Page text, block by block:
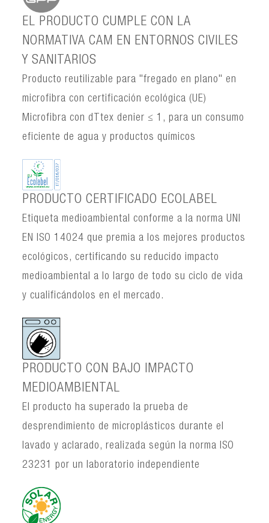
EL PRODUCTO CUMPLE CON LA
NORMATIVA CAM EN ENTORNOS CIVILES
Y SANITARIOS
Producto reutilizable para "fregado en plano" en
microfibra con certificación ecológica (UE)
Microfibra con dTtex denier ≤ 1, para un consumo
eficiente de agua y productos químicos
PRODUCTO CERTIFICADO ECOLABEL
Etiqueta medioambiental conforme a la norma UNI
EN ISO 14024 que premia a los mejores productos
ecológicos, certificando su reducido impacto
medioambiental a lo largo de todo su ciclo de vida
y cualificándolos en el mercado.
PRODUCTO CON BAJO IMPACTO
MEDIOAMBIENTAL
El producto ha superado la prueba de
desprendimiento de microplásticos durante el
lavado y aclarado, realizada según la norma ISO
23231 por un laboratorio independiente